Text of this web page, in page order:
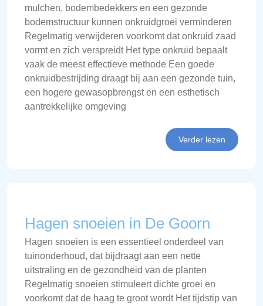
mulchen, bodembedekkers en een gezonde
bodemstructuur kunnen onkruidgroei verminderen
Regelmatig verwijderen voorkomt dat onkruid zaad
vormt en zich verspreidt Het type onkruid bepaalt
vaak de meest effectieve methode Een goede
onkruidbestrijding draagt bij aan een gezonde tuin,
een hogere gewasopbrengst en een esthetisch
aantrekkelijke omgeving
Verder lezen
Hagen snoeien in De Goorn
Hagen snoeien is een essentieel onderdeel van
tuinonderhoud, dat bijdraagt aan een nette
uitstraling en de gezondheid van de planten
Regelmatig snoeien stimuleert dichte groei en
voorkomt dat de haag te groot wordt Het tijdstip van